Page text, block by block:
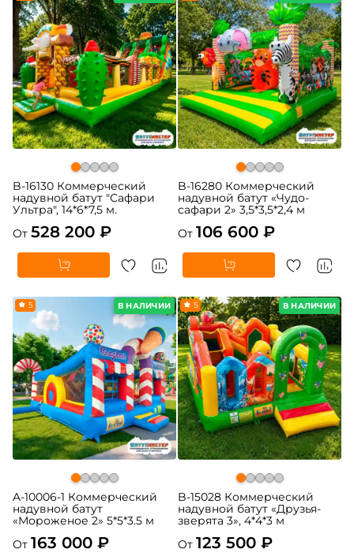
B-16130 Коммерческий
надувной батут "Сафари
Ультра", 14*6*7,5 м.
От 528 200 ₽
B-16280 Коммерческий
надувной батут «Чудо-
сафари 2» 3,5*3,5*2,4 м
От 106 600 ₽
В НАЛИЧИИ
5
A-10006-1 Коммерческий
надувной батут
«Мороженое 2» 5*5*3.5 м
От 163 000 ₽
В НАЛИЧИИ
5
B-15028 Коммерческий
надувной батут «Друзья-
зверята 3», 4*4*3 м
От 123 500 ₽